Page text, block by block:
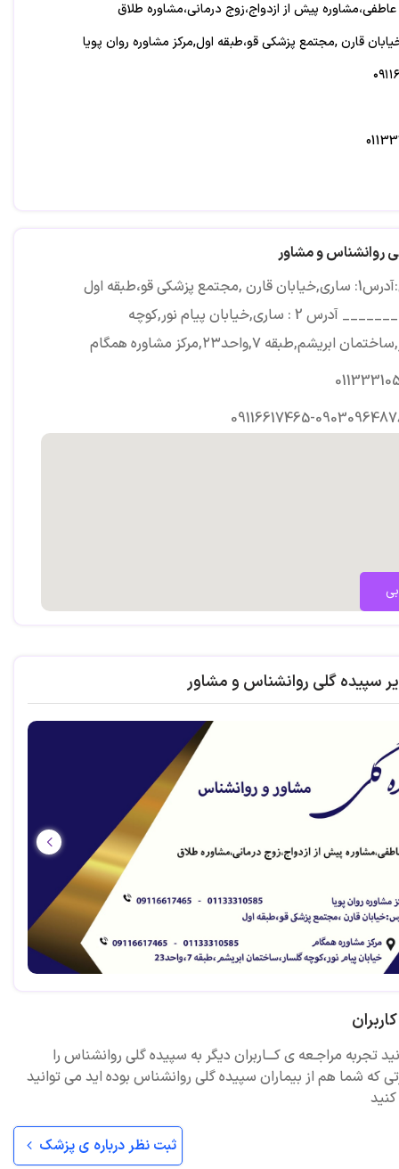
پیش از ازدواج،زوج درمانی،مشاوره طلاق
آدرس 2 : ساری,خیابان پیام نور,کوچه گلسار,ساختمان ابریشم,طبقه ۷,واحد۲۳,مرکز
روانشناس و مشاور
آدرس:آدرس1: ساری,خیابان قارن ,مجتمع پزشکی قو،طبقه اول
___________ آدرس 2 : ساری,خیابان پیام نور,کوچه
ابریشم,طبقه ۷,واحد۲۳,مرکز مشاوره همگام
09116617465-
سپیده گلی روانشناس و مشاور
تجربه مراجـعه ی کـــاربران دیگر به سپیده گلی روانشناس را
که شما هم از بیماران سپیده گلی روانشناس بوده اید می توانید
ثبت نظر درباره ی پزشک